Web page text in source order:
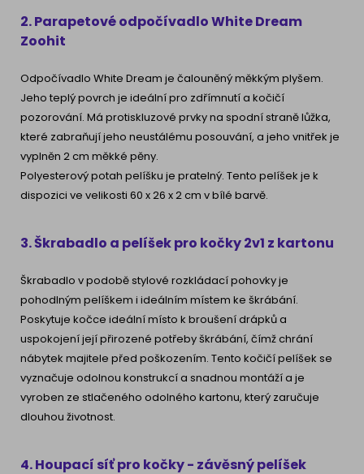
2. Parapetové odpočívadlo White Dream
Zoohit
Odpočívadlo White Dream je čalouněný měkkým plyšem.
Jeho teplý povrch je ideální pro zdřímnutí a kočičí
pozorování. Má protiskluzové prvky na spodní straně lůžka,
které zabraňují jeho neustálému posouvání, a jeho vnitřek je
vyplněn 2 cm měkké pěny.
Polyesterový potah pelíšku je pratelný. Tento pelíšek je k
dispozici ve velikosti 60 x 26 x 2 cm v bílé barvě.
3. Škrabadlo a pelíšek pro kočky 2v1 z kartonu
Škrabadlo v podobě stylové rozkládací pohovky je
pohodlným pelíškem i ideálním místem ke škrábání.
Poskytuje kočce ideální místo k broušení drápků a
uspokojení její přirozené potřeby škrábání, čímž chrání
nábytek majitele před poškozením. Tento kočičí pelíšek se
vyznačuje odolnou konstrukcí a snadnou montáží a je
vyroben ze stlačeného odolného kartonu, který zaručuje
dlouhou životnost.
4. Houpací síť pro kočky - závěsný pelíšek